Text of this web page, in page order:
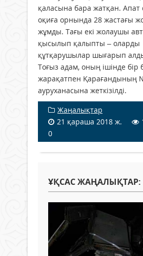
қаласына бара жатқан. Апат
оқиға орнында 28 жастағы
жұмды. Тағы екі жолаушы
қысылып қалыпты – оларды
құтқарушылар шығарып
Тоғыз адам, оның ішінде бір
жарақатпен Қарағандының
ауруханасына жеткізілді.
Жаңалықтар
21 қараша 2018 ж.
0
ҰҚСАС ЖАҢАЛЫҚТАР: